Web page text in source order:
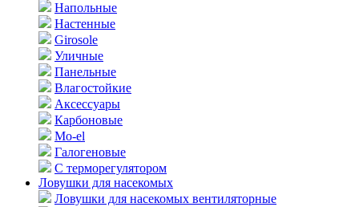
Напольные
Настенные
Girosole
Уличные
Панельные
Влагостойкие
Аксессуары
Карбоновые
Mo-el
Галогеновые
С терморегулятором
Ловушки для насекомых
Ловушки для насекомых вентиляторные